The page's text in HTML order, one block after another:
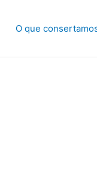
O que